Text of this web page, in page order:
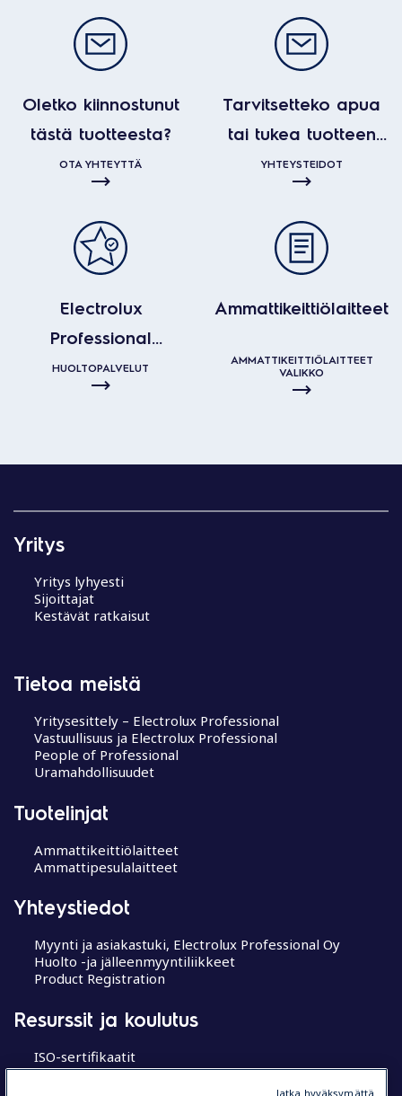
Oletko kiinnostunut
tästä tuotteesta?
OTA YHTEYTTÄ
Tarvitsetteko apua
tai tukea tuotteen
kanssa?
YHTEYSTEIDOT
Electrolux
Professional
huoltopalvelut
HUOLTOPALVELUT
Ammattikeittiölaitteet
AMMATTIKEITTIÖLAITTEET
VALIKKO
Yritys
Yritys lyhyesti
Sijoittajat
Kestävät ratkaisut
Tietoa meistä
Yritysesittely – Electrolux Professional
Vastuullisuus ja Electrolux Professional
People of Professional
Uramahdollisuudet
Tuotelinjat
Ammattikeittiölaitteet
Ammattipesulalaitteet
Yhteystiedot
Myynti ja asiakastuki, Electrolux Professional Oy
Huolto -ja jälleenmyyntiliikkeet
Product Registration
Resurssit ja koulutus
ISO-sertifikaatit
MyProfessional
Jatka hyväksymättä